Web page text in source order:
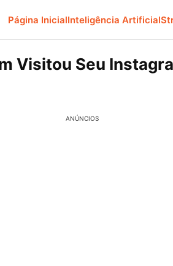
Página InicialInteligência Artificial
Visitou Seu
ANÚNCIOS